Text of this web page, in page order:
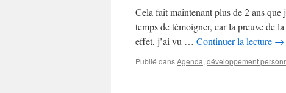
Cela fait maintenant plus de 2 ans
temps de témoigner, car la preuve de
effet, j’ai vu … Continuer la lecture →
Publié dansAgenda, développement